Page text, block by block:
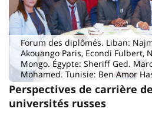
Forum des diplômés. Liban:
Akouango Paris, Econdi Fulbert,
Mongo. Égypte: Sheriff Ged.
Mohamed. Tunisie: Ben Amor
Perspectives de carrière
universités russes